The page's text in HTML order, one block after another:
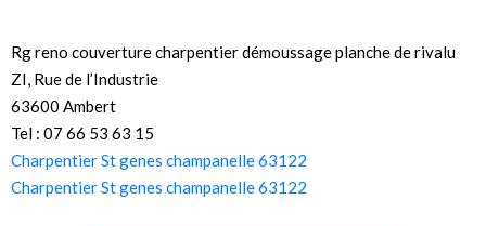
Rg reno couverture charpentier démoussage planche de rivalu
ZI, Rue de l’Industrie
63600 Ambert
Tel : 07 66 53 63 15
Charpentier St genes champanelle 63122
Charpentier St genes champanelle 63122